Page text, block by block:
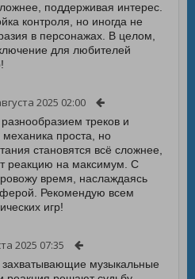
поддерживая интерес.
контроля, но иногда не
в персонажах. В целом,
для любителей
2025 02:00
треков и
проста, но
становятся всё сложнее,
реакцию на максимум. С
время, наслаждаясь
Рекомендую всем
игр!
2025 07:35
захватывающие музыкальные